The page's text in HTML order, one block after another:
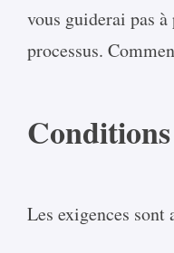
vous guiderai pas
processus.
Les exigences sont